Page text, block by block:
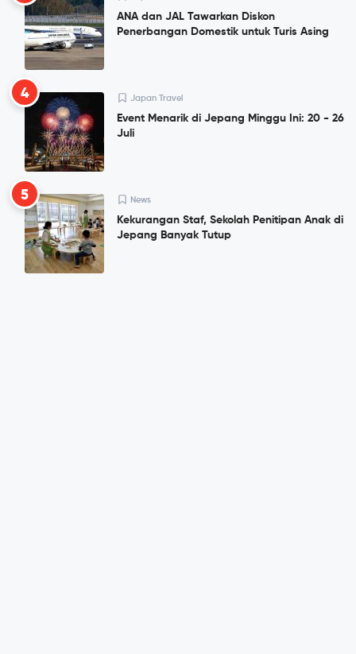
ANA dan JAL Tawarkan Diskon
Penerbangan Domestik untuk Turis Asing
4 Japan Travel
Event Menarik di Jepang Minggu Ini: 20 - 26
Juli
5 News
Kekurangan Staf, Sekolah Penitipan Anak di
Jepang Banyak Tutup